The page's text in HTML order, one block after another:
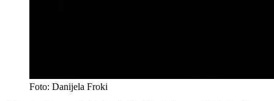
Foto: Danijela Froki